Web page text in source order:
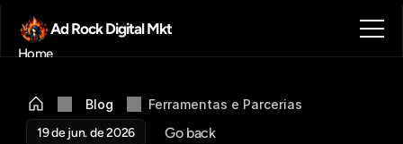
Ad Rock Digital Mkt
Home
Blog
Contato
Blog
Ferramentas e Parcerias
19 de jun. de 2026
Go back